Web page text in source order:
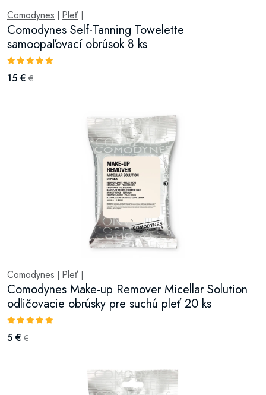
Comodynes Pleť
Comodynes Self-Tanning Towelette
samoopaľovací obrúsok 8 ks
15 € €
Comodynes Pleť
Comodynes Make-up Remover Micellar Solution
odličovacie obrúsky pre suchú pleť 20 ks
5 € €